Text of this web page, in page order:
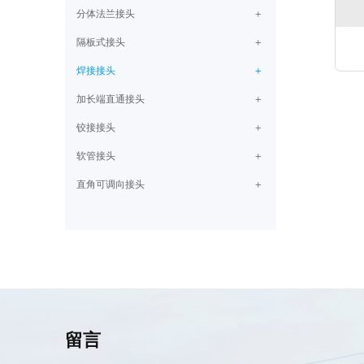
分体法兰接头
隔板式接头
焊接接头
加长端直通接头
铰接接头
软管接头
直角可调向接头
留言